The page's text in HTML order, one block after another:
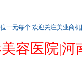
一元每个 欢迎关注美业商
容医院|河